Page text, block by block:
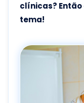
clínicas?
tema!